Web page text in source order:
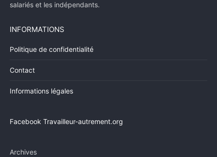
salariés et les indépendants.
INFORMATIONS
Politique de confidentialité
Contact
Informations légales
Facebook Travailleur-autrement.org
Archives